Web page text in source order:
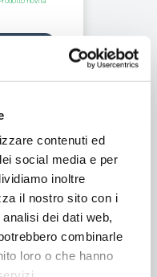
contenuti ed
social media e per
inoltre
il nostro sito con i
dei dati web,
combinarle
loro o che hanno